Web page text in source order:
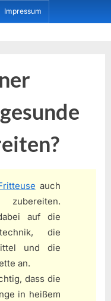
Impressum
auch
auf die
die
und die
an.
dass die
in heißem